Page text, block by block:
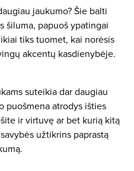
jaukumo? Šie balti
šiluma, papuoš ypatingai
tiks tuomet, kai norėsis
akcentų kasdienybėje.
suteikia dar daugiau
puošmena atrodys išties
ir virtuvę ar bet kurią kitą
užtikrins paprastą